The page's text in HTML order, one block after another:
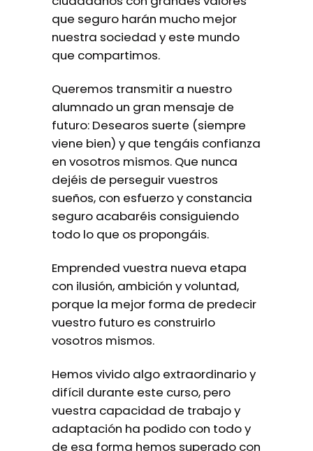
que seguro harán mucho mejor
nuestra sociedad y este mundo
que compartimos.
Queremos transmitir a nuestro
alumnado un gran mensaje de
futuro: Desearos suerte (siempre
viene bien) y que tengáis confianza
en vosotros mismos. Que nunca
dejéis de perseguir vuestros
sueños, con esfuerzo y constancia
seguro acabaréis consiguiendo
todo lo que os propongáis.
Emprended vuestra nueva etapa
con ilusión, ambición y voluntad,
porque la mejor forma de predecir
vuestro futuro es construirlo
vosotros mismos.
Hemos vivido algo extraordinario y
difícil durante este curso, pero
vuestra capacidad de trabajo y
adaptación ha podido con todo y
de esa forma hemos superado con